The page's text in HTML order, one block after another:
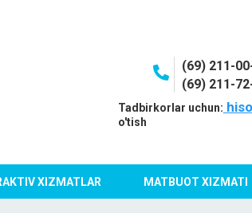
(69) 211-
(69) 211-
Tadbirkorlar uchun:
o'tish
XIZMATLAR MATBUOT XIZMATI